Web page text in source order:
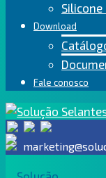
Download
Fale conosco